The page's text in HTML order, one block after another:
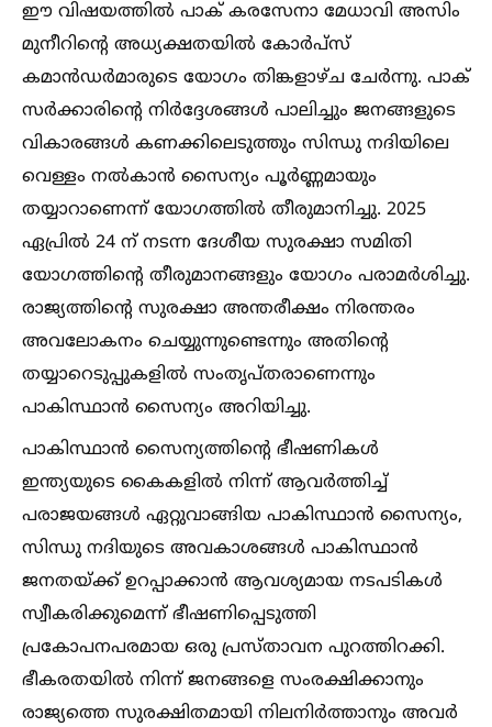
ഈ വിഷയത്തില്‍ പാക് കരസേനാ മേധാവി അസിം
മുനീറിന്റെ അധ്യക്ഷതയില്‍ കോർപ്സ്
കമാൻഡർമാരുടെ യോഗം തിങ്കളാഴ്ച ചേർന്നു. പാക്
സർക്കാരിന്റെ നിർദ്ദേശങ്ങള്‍ പാലിച്ചും ജനങ്ങളുടെ
വികാരങ്ങള്‍ കണക്കിലെടുത്തും സിന്ധു നദിയിലെ
വെള്ളം നല്‍കാൻ സൈന്യം പൂർണ്ണമായും
തയ്യാറാണെന്ന് യോഗത്തില്‍ തീരുമാനിച്ചു. 2025
ഏപ്രില്‍ 24 ന് നടന്ന ദേശീയ സുരക്ഷാ സമിതി
യോഗത്തിന്റെ തീരുമാനങ്ങളും യോഗം പരാമർശിച്ചു.
രാജ്യത്തിന്റെ സുരക്ഷാ അന്തരീക്ഷം നിരന്തരം
അവലോകനം ചെയ്യുന്നുണ്ടെന്നും അതിന്റെ
തയ്യാറെടുപ്പുകളില്‍ സംതൃപ്തരാണെന്നും
പാകിസ്ഥാൻ സൈന്യം അറിയിച്ചു.
പാകിസ്ഥാൻ സൈന്യത്തിന്റെ ഭീഷണികള്‍
ഇന്ത്യയുടെ കൈകളില്‍ നിന്ന് ആവർത്തിച്ച്‌
പരാജയങ്ങള്‍ ഏറ്റുവാങ്ങിയ പാകിസ്ഥാൻ സൈന്യം,
സിന്ധു നദിയുടെ അവകാശങ്ങള്‍ പാകിസ്ഥാൻ
ജനതയ്‌ക്ക് ഉറപ്പാക്കാൻ ആവശ്യമായ നടപടികള്‍
സ്വീകരിക്കുമെന്ന് ഭീഷണിപ്പെടുത്തി
പ്രകോപനപരമായ ഒരു പ്രസ്താവന പുറത്തിറക്കി.
ഭീകരതയില്‍ നിന്ന് ജനങ്ങളെ സംരക്ഷിക്കാനും
രാജ്യത്തെ സുരക്ഷിതമായി നിലനിർത്താനും അവർ